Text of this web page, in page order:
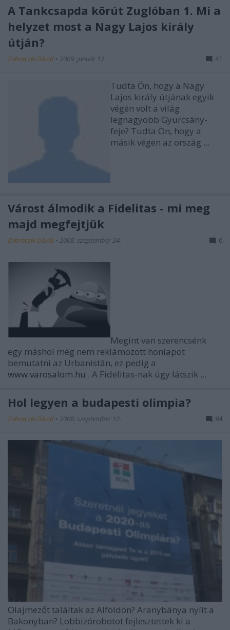
A Tankcsapda körút Zuglóban 1. Mi a
helyzet most a Nagy Lajos király
útján?
Zubreczki Dávid • 2009. január 12. 41
Tudta Ön, hogy a Nagy
Lajos király útjának egyik
végén volt a világ
legnagyobb Gyurcsány-
feje? Tudta Ön, hogy a
másik végen az ország ...
Várost álmodik a Fidelitas - mi meg
majd megfejtjük
Zubreczki Dávid • 2008. szeptember 24. 0
Megint van szerencsénk
egy máshol még nem reklámozott honlapot
bemutatni az Urbanistán, ez pedig a
www.varosalom.hu . A Fidelitas-nak úgy látszik ...
Hol legyen a budapesti olimpia?
Zubreczki Dávid • 2008. szeptember 12. 84
Olajmezőt találtak az Alföldön? Aranybánya nyílt a
Bakonyban? Lobbizórobotot fejlesztettek ki a